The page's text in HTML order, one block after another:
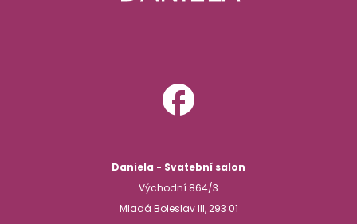
facebook
Daniela - Svatební salon
Východní 864/3
Mladá Boleslav III, 293 01